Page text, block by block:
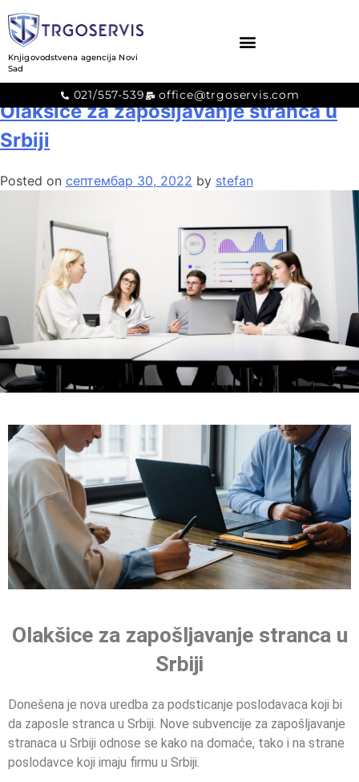
Knjigovodstvena agencija Novi
Sad
021/557-539 office@trgoservis.com
Месец:септембар 2022.
Olakšice za zapošljavanje stranca u
Srbiji
Posted on септембар 30, 2022 by stefan
Olakšice za zapošljavanje stranca u
Srbiji
Donešena je nova uredba za podsticanje poslodavaca koji bi
da zaposle stranca u Srbiji. Nove subvencije za zapošljavanje
stranaca u Srbiji odnose se kako na domaće, tako i na strane
poslodavce koji imaju firmu u Srbiji.